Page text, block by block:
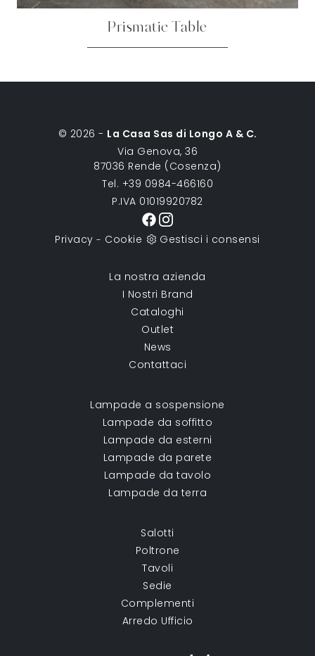
Prismatic Table
© 2026 - La Casa Sas di Longo A & C.
Via Genova, 36
87036 Rende (Cosenza)
Tel. +39 0984-466160
P.IVA 01019920782
Privacy - Cookie Gestisci i consensi
La nostra azienda
I Nostri Brand
Cataloghi
Outlet
News
Contattaci
Lampade a sospensione
Lampade da soffitto
Lampade da esterni
Lampade da parete
Lampade da tavolo
Lampade da terra
Salotti
Poltrone
Tavoli
Sedie
Complementi
Arredo Ufficio